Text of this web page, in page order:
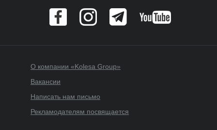
О компании «Kolesa Group»
Вакансии
Написать нам письмо
Рекламодателям посвящается